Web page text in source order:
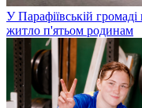
У Парафіївській
житло п'ятьом родинам